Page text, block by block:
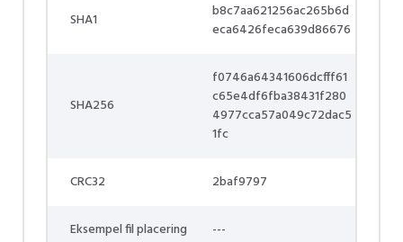
SHA1
b8c7aa621256ac265b6d
eca6426feca639d86676
SHA256
f0746a64341606dcfff61
c65e4df6fba38431f280
4977cca57a049c72dac5
1fc
CRC32 2baf9797
Eksempel fil placering ---